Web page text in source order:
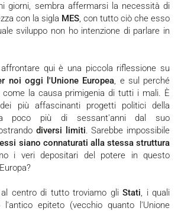
giorni, sembra affermarsi la necessità di
con la sigla MES, con tutto ciò che esso
sviluppo non ho intenzione di parlare in
affrontare qui è una piccola riflessione su
noi oggi l'Unione Europea, e sul perché
la causa primigenia di tutti i mali. È
più affascinanti progetti politici della
a poco più di sessant'anni dal suo
diversi limiti. Sarebbe impossibile
siano connaturati alla stessa struttura
i veri depositari del potere in questo
al centro di tutto troviamo gliStati, i quali
l'antico epiteto (vecchio quanto l'Unione